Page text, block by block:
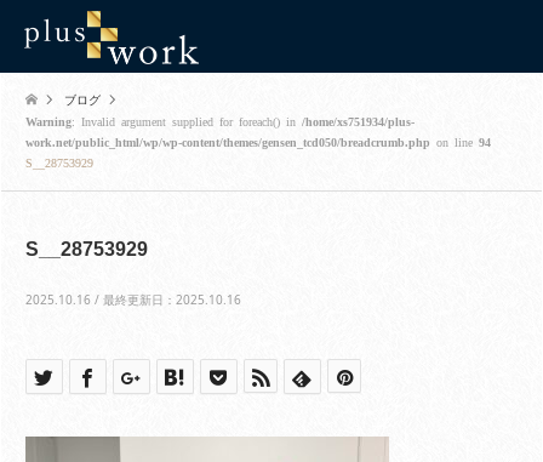
ブログ
Warning: Invalid argument supplied for foreach() in /home/xs751934/plus-
work.net/public_html/wp/wp-content/themes/gensen_tcd050/breadcrumb.php on line 94
S__28753929
S__28753929
2025.10.16 / 最終更新日：2025.10.16